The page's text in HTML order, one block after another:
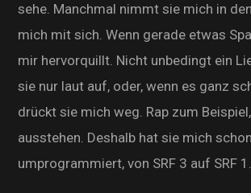
sehe. Manchmal nimmt sie mich in
mich mit sich. Wenn gerade etwas
mir hervorquillt. Nicht unbedingt ein
sie nur laut auf, oder, wenn es ganz
drückt sie mich weg. Rap zum
ausstehen. Deshalb hat sie mich schon
umprogrammiert, von SRF 3 auf SRF 1.